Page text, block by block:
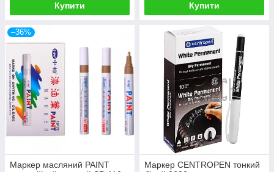
Купити Купити
–36%
Маркер масляний PAINT
Маркер CENTROPEN тонкий